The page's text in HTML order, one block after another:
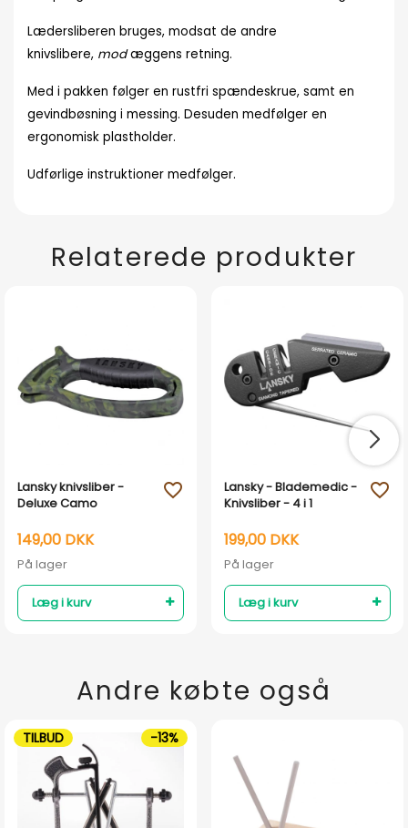
Lædersliberen bruges, modsat de andre
knivslibere, modæggens retning.
Med i pakken følger en rustfri spændeskrue, samt en
gevindbøsning i messing. Desuden medfølger en
ergonomisk plastholder.
Udførlige instruktioner medfølger.
Relaterede produkter
Lansky knivsliber -
Deluxe Camo
149,00 DKK
På lager
Læg i kurv
favorite_outline
Lansky - Blademedic -
Knivsliber - 4 i 1
199,00 DKK
På lager
Læg i kurv
favorite_outline
Andre købte også
TILBUD -13%